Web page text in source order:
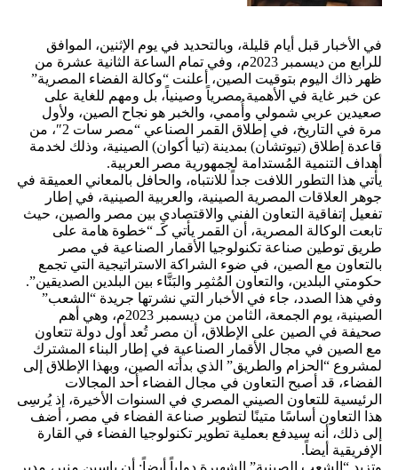
في الأخبار قبل أيام قليلة، وبالتحديد في يوم الإثنين، الموافق
للرابع من ديسمبر 2023م، وفي تمام الساعة الثانية عشرة من
ظهر ذاك اليوم بتوقيت الصين، أعلنت “وكالة الفضاء المصرية”
عن خبر غاية في الأهمية مصرياً وصينياً، بل ومهم للغاية على
صعيدين عربي شمولي وأُممي، والخبر هو نجاح الصين، ولأول
مرة في التاريخ، في إطلاق القمر الصناعي “مصر سات 2″، من
قاعدة إطلاق (تيوتشان) بمدينة (تيا أكوان) الصينية، وذلك لخدمة
أهداف التنمية المُستدامة لجمهورية مصر العربية.
يأتي هذا التطور اللافت جداً للانتباه، والحافل بالمعاني العميقة في
جوهر العلاقات المصرية الصينية، والعربية الصينية، في إطار
تفعيل إتفاقية التعاون الفني والاقتصادي بين مصر والصين، حيث
تابعت الوكالة المصرية، أن القمر يأتي كَـ “خطوة هامة على
طريق توطين صناعة تكنولوجيا الأقمار الصناعية في مصر
بالتعاون مع الصين، في ضوء الشراكة الاستراتيجية التي تجمع
حكومتي البلدين، والتعاون المُثمِر والبَنَّاء بين البلدين الصديقين”.
وفي هذا الصدد، جاء في الأخبار التي نشرتها جريدة “الشعب”
الصينية، يوم الجمعة، الثامن من ديسمبر 2023م، وهي أهم
صحيفة في الصين على الإطلاق، أن مصر تُعد أول دولة تتعاون
مع الصين في مجال الأقمار الصناعية في إطار البناء المشترك
لمشروع “الحزام والطريق” الذي بدأته الصين، وبهذا الإطلاق إلى
الفضاء، قد أصبح التعاون في مجال الفضاء أحد المجالات
الرئيسية للتعاون الصيني المصري في السنوات الأخيرة، إذ يُرسِى
هذا التعاون أساسًا متينًا لتطوير صناعة الفضاء في مصر، أضف
إلى ذلك، أنه سيدفع بعملية تطوير تكنولوجيا الفضاء في القارة
الإفريقية أيضاً.